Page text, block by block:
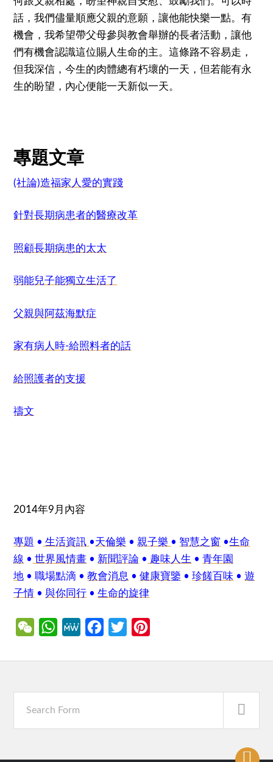
話，我們儘量順應父親的意願，讓他能快樂一點。有
機會，我希望帶父母參與教會舉辦的長者活動，讓他
們有機會認識這位賜人生命的主。這條路不容易走，
但我深信，今生的肉體總有朽壞的一天，但若能有永
生的盼望，內心便能一天新似一天。
專題文章
(社論)造福家人愛的實踐
針對長期病患者的醫療改革
照顧長期病患的太太
弱能兒子能獨立生活了
父親與阿茲海默症
家有病人時-給照料者的話
給照護者的支援
禱文
2014年9月內容
專題 • 生活資訊 •天倫樂 • 親子樂 • 智慧之窗 •生命
線 • 世界風情畫 • 新聞評論 • 趣味人生 •青年園
地 • 職場點滴 •教會消息 •健康寶鑒 •珍饈百味 •遊
子情 •與你同行 •生命的旋律
WeChatWhatsApp
MeWe Facebook
Twitter